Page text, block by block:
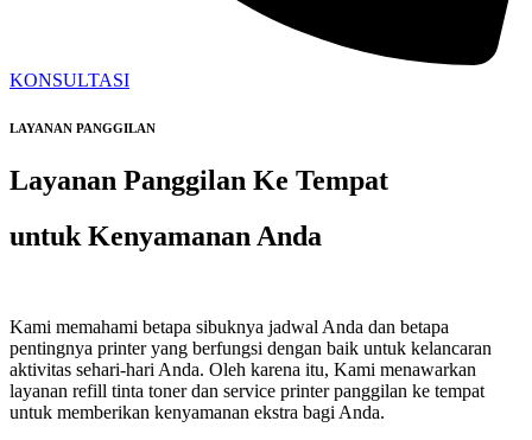
KONSULTASI
LAYANAN PANGGILAN
Layanan Panggilan Ke Tempat
untuk Kenyamanan Anda
Kami memahami betapa sibuknya jadwal Anda dan betapa
pentingnya printer yang berfungsi dengan baik untuk kelancaran
aktivitas sehari-hari Anda. Oleh karena itu, Kami menawarkan
layanan refill tinta toner dan service printer panggilan ke tempat
untuk memberikan kenyamanan ekstra bagi Anda.